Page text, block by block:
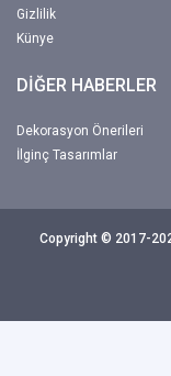
Gizlilik
Künye
DİĞER HABERLER
Dekorasyon Önerileri
İlginç Tasarımlar
Copyright © 2017-